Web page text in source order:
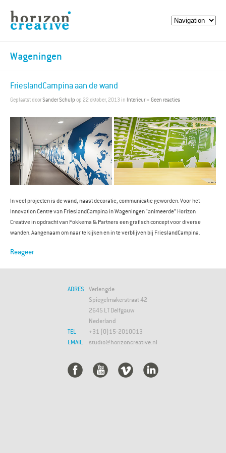
Wageningen
FrieslandCampina aan de wand
Geplaatst doorSander Schulp op 22 oktober, 2013 in Interieur» Geen reacties
In veel projecten is de wand, naast decoratie, communicatie geworden. Voor het
Innovation Centre van FrieslandCampina in Wageningen “animeerde” Horizon
Creative in opdracht van Fokkema & Partners een grafisch concept voor diverse
wanden. Aangenaam om naar te kijken en in te verblijven bij FrieslandCampina.
Reageer
ADRES
TEL
EMAIL
Verlengde
Spiegelmakerstraat 42
2645 LT Delfgauw
Nederland
+31 (0)15-2010013
studio@horizoncreative.nl